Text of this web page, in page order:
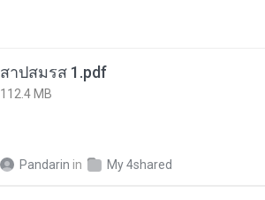
สาปสมรส 1.pdf
112.4 MB
Pandarin in My 4shared